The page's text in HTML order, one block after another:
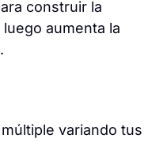
construir la
aumenta la
variando tus